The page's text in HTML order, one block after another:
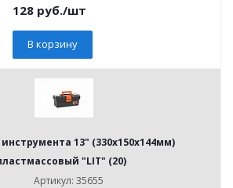
128 руб./шт
В корзину
13" (330х150х144мм)
"LIT" (20)
Артикул: 35655